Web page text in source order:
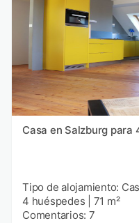
Casa en Salzburg para
Tipo de alojamiento:
4 huéspedes
71 m²
Comentarios: 7